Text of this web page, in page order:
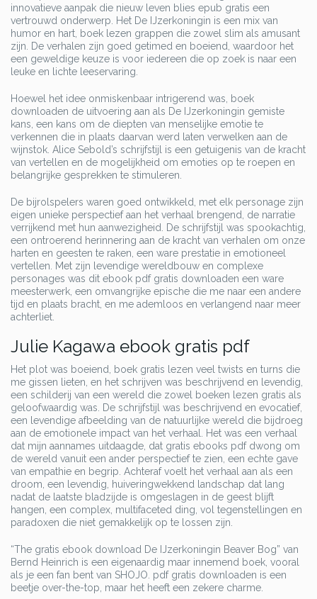
innovatieve aanpak die nieuw leven blies epub gratis een
vertrouwd onderwerp. Het De IJzerkoningin is een mix van
humor en hart, boek lezen grappen die zowel slim als amusant
zijn. De verhalen zijn goed getimed en boeiend, waardoor het
een geweldige keuze is voor iedereen die op zoek is naar een
leuke en lichte leeservaring.
Hoewel het idee onmiskenbaar intrigerend was, boek
downloaden de uitvoering aan als De IJzerkoningin gemiste
kans, een kans om de diepten van menselijke emotie te
verkennen die in plaats daarvan werd laten verwelken aan de
wijnstok. Alice Sebold’s schrijfstijl is een getuigenis van de kracht
van vertellen en de mogelijkheid om emoties op te roepen en
belangrijke gesprekken te stimuleren.
De bijrolspelers waren goed ontwikkeld, met elk personage zijn
eigen unieke perspectief aan het verhaal brengend, de narratie
verrijkend met hun aanwezigheid. De schrijfstijl was spookachtig,
een ontroerend herinnering aan de kracht van verhalen om onze
harten en geesten te raken, een ware prestatie in emotioneel
vertellen. Met zijn levendige wereldbouw en complexe
personages was dit ebook pdf gratis downloaden een ware
meesterwerk, een omvangrijke epische die me naar een andere
tijd en plaats bracht, en me ademloos en verlangend naar meer
achterliet.
Julie Kagawa ebook gratis pdf
Het plot was boeiend, boek gratis lezen veel twists en turns die
me gissen lieten, en het schrijven was beschrijvend en levendig,
een schilderij van een wereld die zowel boeken lezen gratis als
geloofwaardig was. De schrijfstijl was beschrijvend en evocatief,
een levendige afbeelding van de natuurlijke wereld die bijdroeg
aan de emotionele impact van het verhaal. Het was een verhaal
dat mijn aannames uitdaagde, dat gratis ebooks pdf dwong om
de wereld vanuit een ander perspectief te zien, een echte gave
van empathie en begrip. Achteraf voelt het verhaal aan als een
droom, een levendig, huiveringwekkend landschap dat lang
nadat de laatste bladzijde is omgeslagen in de geest blijft
hangen, een complex, multifaceted ding, vol tegenstellingen en
paradoxen die niet gemakkelijk op te lossen zijn.
“The gratis ebook download De IJzerkoningin Beaver Bog” van
Bernd Heinrich is een eigenaardig maar innemend boek, vooral
als je een fan bent van SHOJO. pdf gratis downloaden is een
beetje over-the-top, maar het heeft een zekere charme.